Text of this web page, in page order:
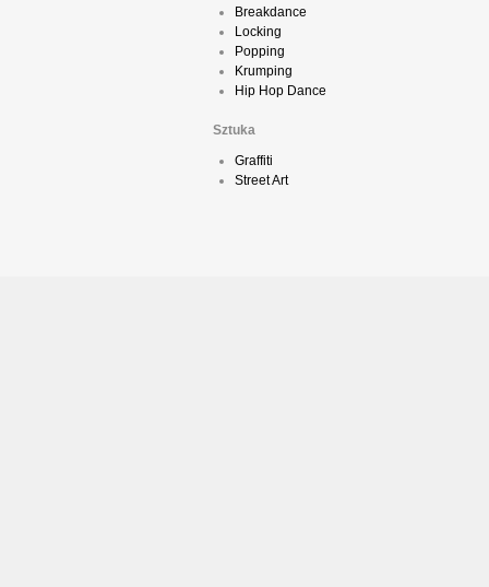
Breakdance
Locking
Popping
Krumping
Hip Hop Dance
Sztuka
Graffiti
Street Art